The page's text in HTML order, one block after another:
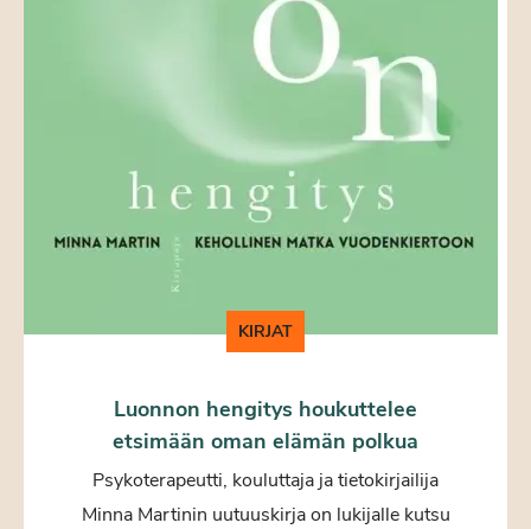
KIRJAT
Luonnon hengitys houkuttelee
etsimään oman elämän polkua
Psykoterapeutti, kouluttaja ja tietokirjailija
Minna Martinin uutuuskirja on lukijalle kutsu